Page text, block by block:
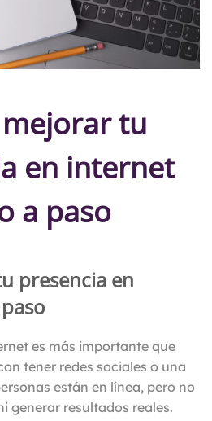
tu
en internet
a paso
presencia en
es más importante que
tener redes sociales o una
están en línea, pero no
generar resultados reales.